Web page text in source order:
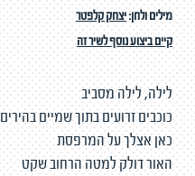
מילים ולחן:יצחק קלפטר
קיים ביצוע נוסף לשיר זה
לילה, לילה מסביב
כוכבים זרועים בתוך שמיים בהירים
כאן אצלך על המרפסת
האור דולק למטה הרחוב שקט